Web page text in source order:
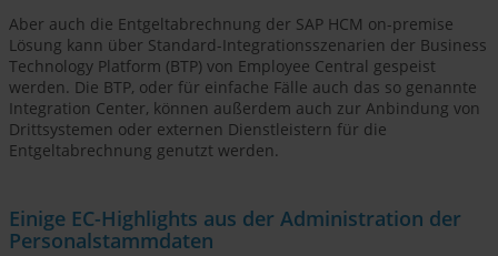
Aber auch die Entgeltabrechnung der SAP HCM on-premise
Lösung kann über Standard-Integrationsszenarien der Business
Technology Platform (BTP) von Employee Central gespeist
werden. Die BTP, oder für einfache Fälle auch das so genannte
Integration Center, können außerdem auch zur Anbindung von
Drittsystemen oder externen Dienstleistern für die
Entgeltabrechnung genutzt werden.
Einige EC-Highlights aus der Administration der
Personalstammdaten